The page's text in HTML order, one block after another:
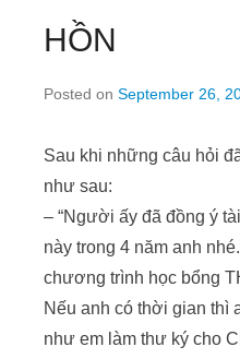
HỒN
Posted on September 26,
Sau khi những câu hỏi
như sau:
– “Người ấy đã đồng ý
này trong 4 năm anh
chương trình học bổng
Nếu anh có thời gian thì
như em làm thư ký cho